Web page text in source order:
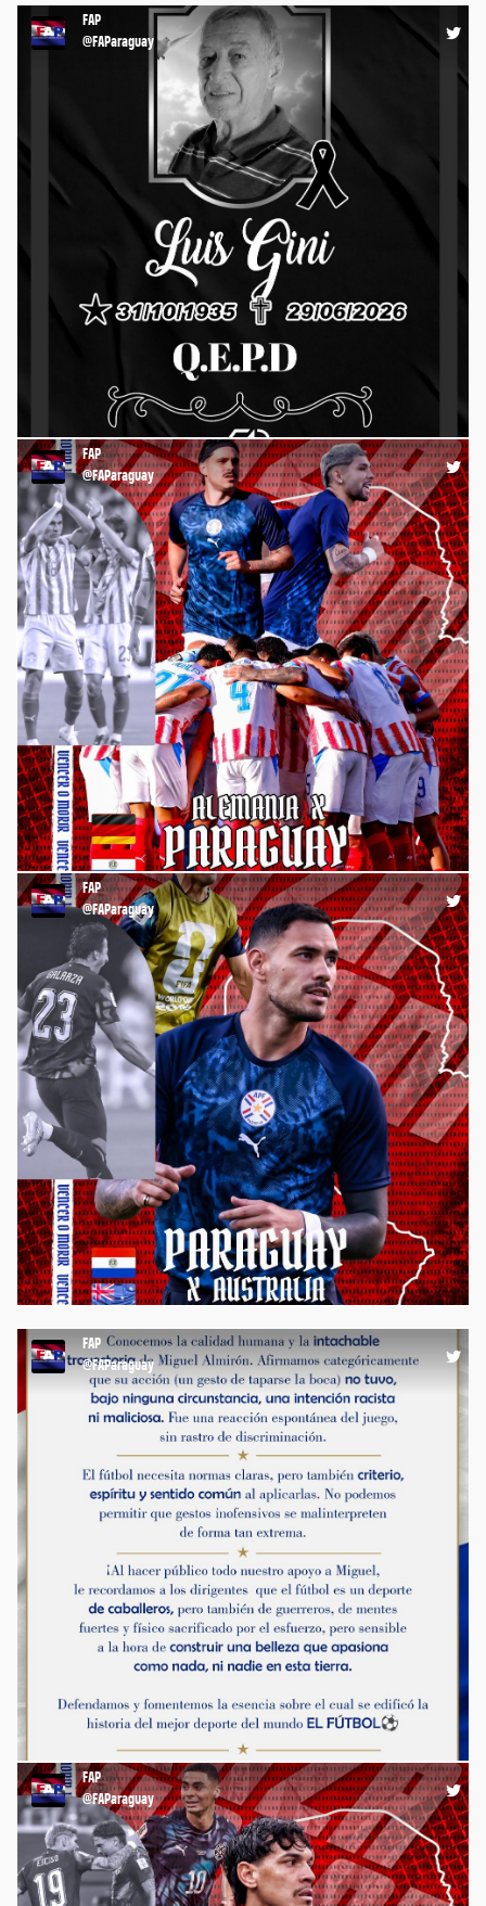
09:05 04-07-26
FAP
@FAParaguay
⚽️ Desde FAP lamentamos profundamente el fallecimiento de
un gran baluarte del Fútbol Paraguayo, Luis Gini Jara. Tu
recuerdo seguirá vivamente presente en nuestros corazones.
Q.E.P.D. CAMPEÓN 🙏🏻 https://t.co/x1PgeEdkbg
17:19 29-06-26
FAP
@FAParaguay
⚽️ ¡La #Albirroja juega a las 17:30 por el #Mundial2026 🏆🌎,
ante Alemania 🇩🇪, por los 16avos. de Final de la Copa del
Mundo! 💪🏼 ¡VAMOS, #PARAGUAY! ¡CON TODO! 🇵🇾 #FAP
#FutbolistasParaguayos #FútbolParaguayo
https://t.co/XPojVLEgxn
08:50 29-06-26
FAP
@FAParaguay
⚽️ ¡La #Albirroja juega a las 23:00 por el #Mundial2026 🏆🌎,
ante Australia 🇦🇺, en su tercera presentación en esta Copa
del Mundo! 💪🏼 ¡VAMOS, CON TODO #PARAGUAY!🤩 #FAP
#FutbolistasParaguayos #FútbolParaguayo
https://t.co/uTcXzqOlJd
08:53 25-06-26
FAP
@FAParaguay
Manifiesto de Rogelio Delgado - Capitán de la Albirroja en el
Mundial México 86, sobre la nueva regla y la expulsión de
Miguel Almirón en el partido entre Paraguay 🇵🇾 y Turquía
🇹🇷, disputado en el marco del Mundial 2026.
https://t.co/OerFS50Z9l
23:18 20-06-26
FAP
@FAParaguay